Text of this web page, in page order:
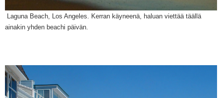
Laguna Beach, Los Angeles. Kerran käyneenä, haluan viettää täällä
ainakin yhden beachi päivän.